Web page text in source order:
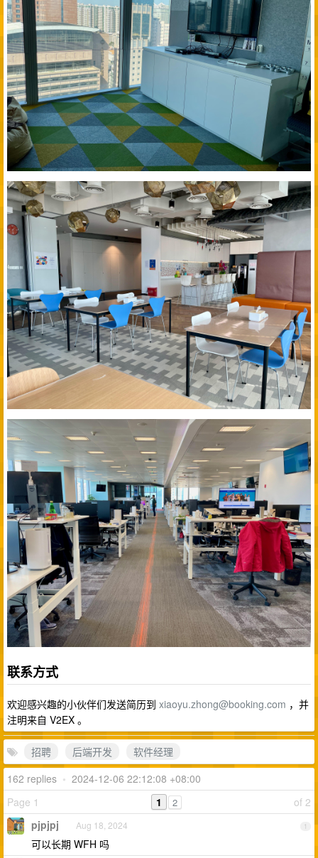
联系方式
欢迎感兴趣的小伙伴们发送简历到 xiaoyu.zhong@booking.com ，并
注明来自 V2EX 。
招聘 后端开发
软件经理
162 replies • 2024-12-06 22:12:08 +08:00
Page 1
of 2
1 2
1
pjpjpj Aug 18, 2024
可以长期 WFH 吗